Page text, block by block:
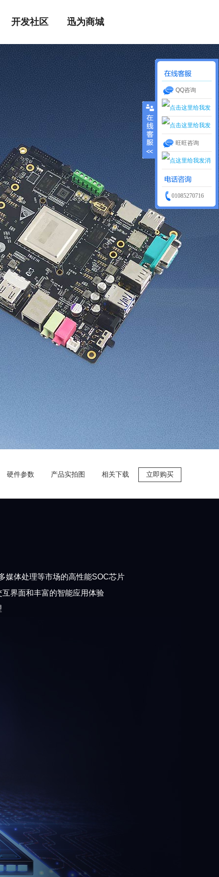
开发社区 迅为商城
硬件参数 产品实拍图 相关下载 立即购买
媒体处理等市场的高性能SOC芯片
界面和丰富的智能应用体验
QQ咨询
售前咨询
售前咨询
旺旺咨询
01085270716